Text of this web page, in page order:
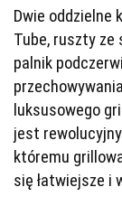
Dwie oddzielne
Tube, ruszty ze
palnik
luksusowego
jest
któremu
się łatwiejsze i